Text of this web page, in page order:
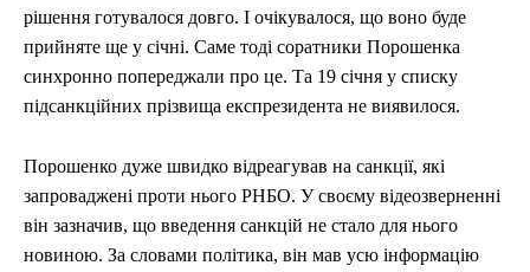
рішення готувалося довго. І очікувалося, що воно буде
прийняте ще у січні. Саме тоді соратники Порошенка
синхронно попереджали про це. Та 19 січня у списку
підсанкційних прізвища експрезидента не виявилося.
Порошенко дуже швидко відреагував на санкції, які
запроваджені проти нього РНБО. У своєму відеозверненні
він зазначив, що введення санкцій не стало для нього
новиною. За словами політика, він мав усю інформацію